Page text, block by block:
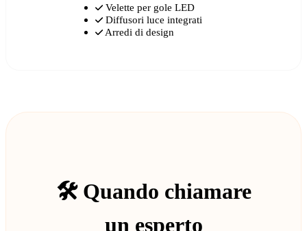
Velette per gole LED
Diffusori luce integrati
Arredi di design
🛠️ Quando chiamare
un esperto